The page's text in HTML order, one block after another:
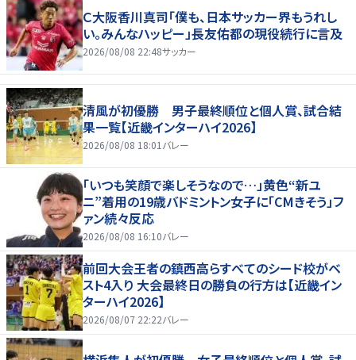
Ｃ大阪香川真司「僕も、日本サッカー界もうれし
い。みんなハッピー」長友佑都の現役続行に言及
2026/08/08 22:48サッカー
清風が初優勝 男子最終順位と個人賞、試合結
果一覧【近畿インターハイ2026】
2026/08/08 18:01 バレー
「いつも笑顔で楽しそうなので…」黄色“新ユ
ニ”着用の19歳バドミントン女子に「CMきそう」フ
ァン続々反応
2026/08/08 16:10バレー
前回大会王者の鎮西高らすべてのシード校がベ
スト4入り 大会最終日の勝負の行方は【近畿イン
ターハイ2026】
2026/08/07 22:22バレー